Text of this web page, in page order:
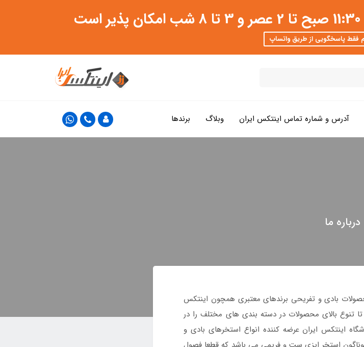
فقط پاسخگویی از طریق واتساپ
آدرس و شماره تماس اینتکس ایران وبلاگ برندها
درباره ما
بادی و تفریحی برندهای معتبری همچون اینتکس
بالای محصولات در دسته بندی های مختلف را در
اینتکس ایران عرضه کننده انواع استخرهای بادی و